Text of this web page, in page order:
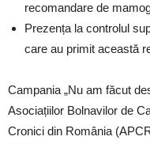
recomandare de
Prezența la controlul
care au primit această
Campania „Nu am făcut
Asociațiilor Bolnavilor de
Cronici din România